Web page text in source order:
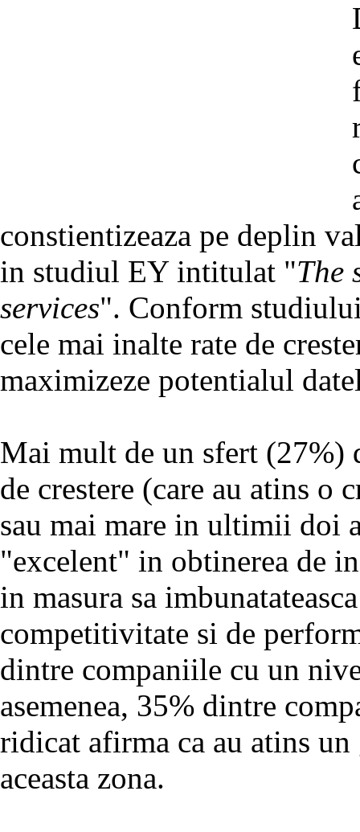
constientizeaza pe deplin
in studiul EY intitulat "The
services". Conform
cele mai inalte rate de
maximizeze potentialul
Mai mult de un sfert
de crestere (care au atins o
sau mai mare in ultimii doi
"excelent" in obtinerea de
in masura sa
competitivitate si de
dintre companiile cu un
asemenea, 35% dintre
ridicat afirma ca au atins un
aceasta zona.